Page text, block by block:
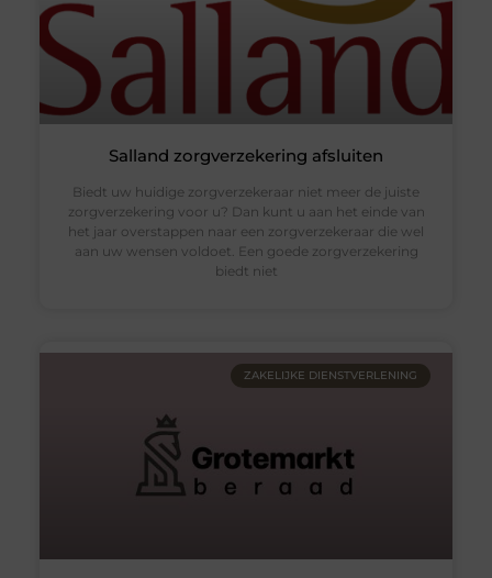
Salland zorgverzekering afsluiten
Biedt uw huidige zorgverzekeraar niet meer de juiste
zorgverzekering voor u? Dan kunt u aan het einde van
het jaar overstappen naar een zorgverzekeraar die wel
aan uw wensen voldoet. Een goede zorgverzekering
biedt niet
ZAKELIJKE DIENSTVERLENING